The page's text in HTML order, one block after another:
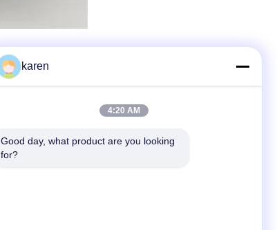
karen
4:20 AM
Good day, what product are you looking
for?